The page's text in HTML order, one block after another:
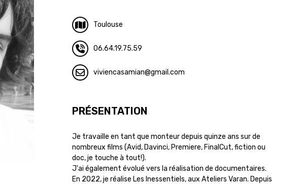
Toulouse
06.64.19.75.59
viviencasamian gmail.com
PRÉSENTATION
Je travaille en tant que monteur depuis quinze ans sur de
nombreux films (Avid, Davinci, Premiere, FinalCut, fiction ou
doc, je touche à tout!).
J'ai également évolué vers la réalisation de documentaires.
En 2022, je réalise Les Inessentiels, aux Ateliers Varan. Depuis